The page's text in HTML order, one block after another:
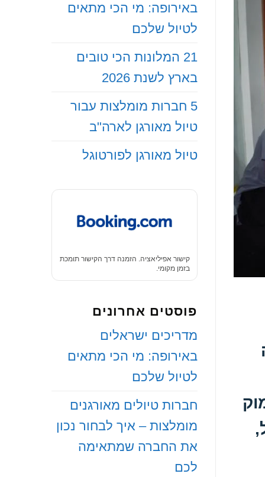
באירופה: מי הכי מתאים
לטיול שלכם
21 המלונות הכי טובים
בארץ לשנת 2026
5 חברות מומלצות עבור
טיול מאורגן לארה"ב
טיול מאורגן לפורטוגל
קישור אפיליאציה. הזמנה דרך הקישור תומכת
בזמן מקומי.
פוסטים אחרונים
‏מדריכים ישראלים
באירופה: מי הכי מתאים
לטיול שלכם
‏חברות טיולים מאורגנים
מומלצות – איך לבחור נכון
את החברה שמתאימה
לכם